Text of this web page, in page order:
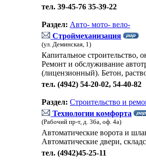
тел. 39-45-76 35-39-22
Раздел: Авто- мото- вело-
Строймеханизация
(ул. Деминская, 1)
Капитальное строительство,
Ремонт и обслуживание
(лицензионный). Бетон,
тел. (4942) 54-20-02, 54-40-82
Раздел: Строительство и
Технологии комфорта
(Рабочий пр-т, д. 36а, оф. 4а)
Автоматические ворота и
Автоматические двери,
тел. (4942)45-25-11